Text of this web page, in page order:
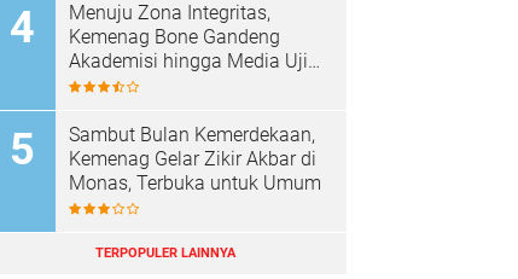
Menuju Zona Integritas,
Kemenag Bone Gandeng
Akademisi hingga Media Uji
Standar Pelayanan
Sambut Bulan Kemerdekaan,
Kemenag Gelar Zikir Akbar di
Monas, Terbuka untuk Umum
TERPOPULER LAINNYA